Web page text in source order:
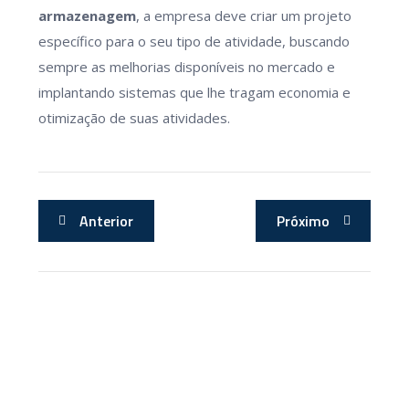
armazenagem, a empresa deve criar um projeto
específico para o seu tipo de atividade, buscando
sempre as melhorias disponíveis no mercado e
implantando sistemas que lhe tragam economia e
otimização de suas atividades.
Anterior Próximo